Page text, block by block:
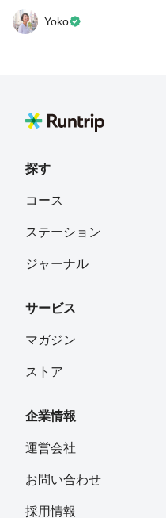
をめざす約10km。 休日の午前中、多くのランナーの集う
駒沢公園内のMr.FARMER
に進みます。世田谷のオ
ら、どんな風にもアレン
入りのお店もみつけて見
う…。そんな方にもおす
寄れる、オシャレなJAM
Yoko
探す
コース
ステーション
ジャーナル
サービス
マガジン
ストア
企業情報
運営会社
お問い合わせ
採用情報